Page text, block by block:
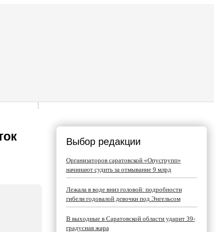
Выбор редакции
Организаторов саратовской «Опусгрупп»
начинают судить за отмывание 9 млрд
Лежала в воде вниз головой: подробности
гибели годовалой девочки под Энгельсом
В выходные в Саратовской области ударит 39-
градусная жара